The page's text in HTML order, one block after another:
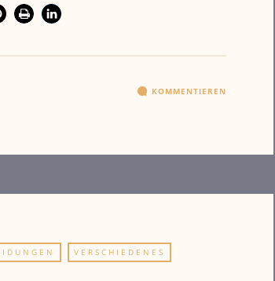
KOMMENTIEREN
VERSCHIEDENES